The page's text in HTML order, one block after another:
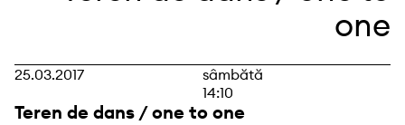
25.03.2017
sâmbătă
14:10
Teren de dans / one to one